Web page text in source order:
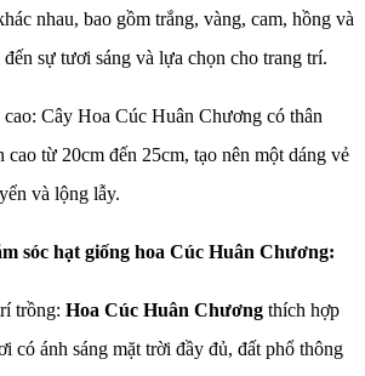
nhau, bao gồm trắng, vàng, cam, hồng và
đến sự tươi sáng và lựa chọn cho trang trí.
cao: Cây Hoa Cúc Huân Chương có thân
cao từ 20cm đến 25cm, tạo nên một dáng vẻ
và lộng lẫy.
sóc hạt giống hoa Cúc Huân Chương​:
trồng: Hoa Cúc Huân Chương thích hợp
có ánh sáng mặt trời đầy đủ, đất phổ thông